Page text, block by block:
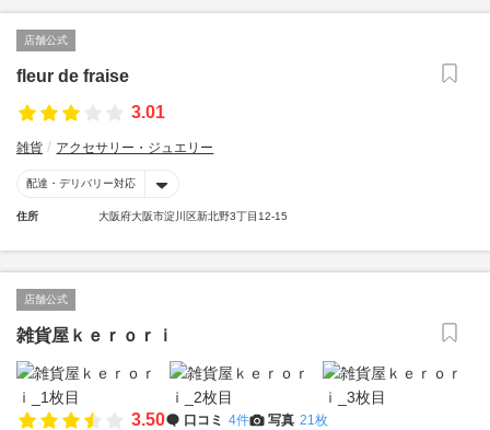
店舗公式
fleur de fraise
3.01
雑貨 アクセサリー・ジュエリー
配達・デリバリー対応
住所 大阪府大阪市淀川区新北野3丁目12-15
店舗公式
雑貨屋ｋｅｒｏｒｉ
3.50 口コミ 4件 写真 21枚